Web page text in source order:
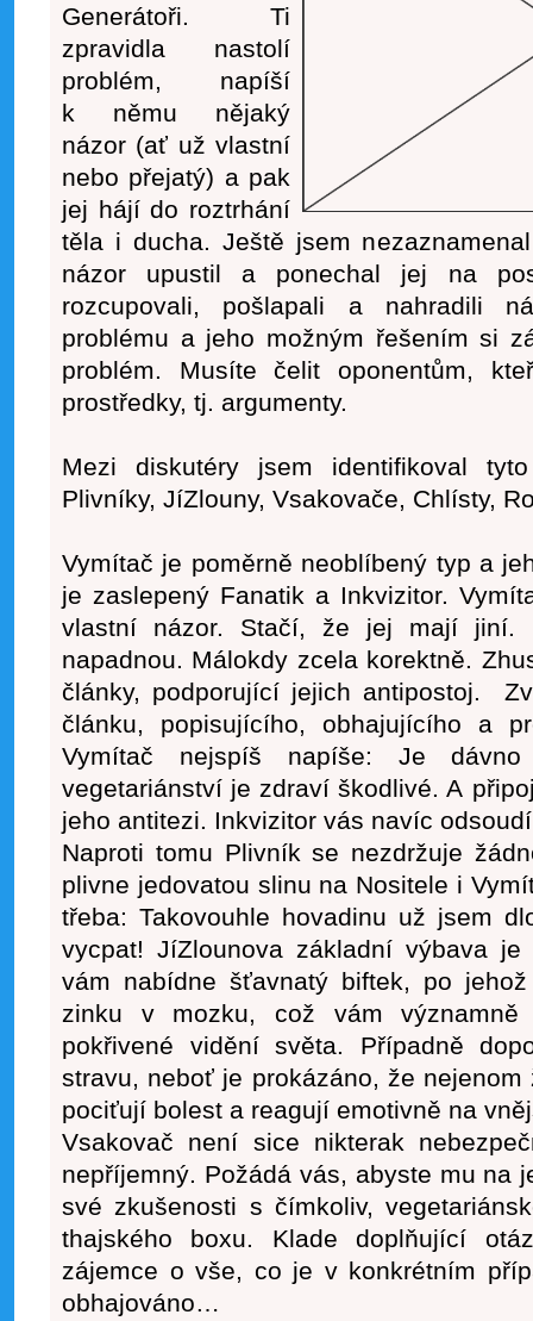
Generátoři. Ti
zpravidla nastolí
problém, napíší
k němu nějaký
názor (ať už vlastní
nebo přejatý) a pak
jej hájí do roztrhání
těla i ducha. Ještě jsem
názor upustil a ponechal jej na
rozcupovali, pošlapali a nahradili
problému a jeho možným řešením si
problém. Musíte čelit oponentům,
prostředky, tj. argumenty.
Mezi diskutéry jsem identifikoval
Plivníky, JíZlouny, Vsakovače, Chlísty,
Vymítač je poměrně neoblíbený typ a
je zaslepený Fanatik a Inkvizitor.
vlastní názor. Stačí, že jej mají jiní.
napadnou. Málokdy zcela korektně.
články, podporující jejich antipostoj.
článku, popisujícího, obhajujícího a
Vymítač nejspíš napíše: Je
vegetariánství je zdraví škodlivé. A
jeho antitezi. Inkvizitor vás navíc
Naproti tomu Plivníkse nezdržuje
plivne jedovatou slinu na Nositele i
třeba: Takovouhle hovadinu už jsem
vycpat! JíZlounova základní výbava je
vám nabídne šťavnatý biftek, po
zinku v mozku, což vám významně
pokřivené vidění světa. Případně
stravu, neboť je prokázáno, že
pociťují bolest a reagují emotivně na
Vsakovač není sice nikterak
nepříjemný. Požádá vás, abyste mu na
své zkušenosti s čímkoliv,
thajského boxu. Klade doplňující
zájemce o vše, co je v konkrétním
obhajováno…